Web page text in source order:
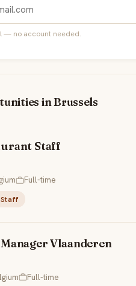
— no account needed.
in Brussels
Staff
Full-time
Staff
Manager Vlaanderen
Full-time